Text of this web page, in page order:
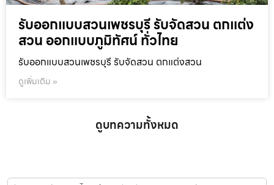
รับออกแบบสวนเพชรบุรี รับจัดสวน ตกแต่ง
สวน ออกแบบภูมิทัศน์ ทั่วไทย
รับออกแบบสวนเพชรบุรี รับจัดสวน ตกแต่งสวน
ดูเพิ่มเติม »
ดูบทความทั้งหมด